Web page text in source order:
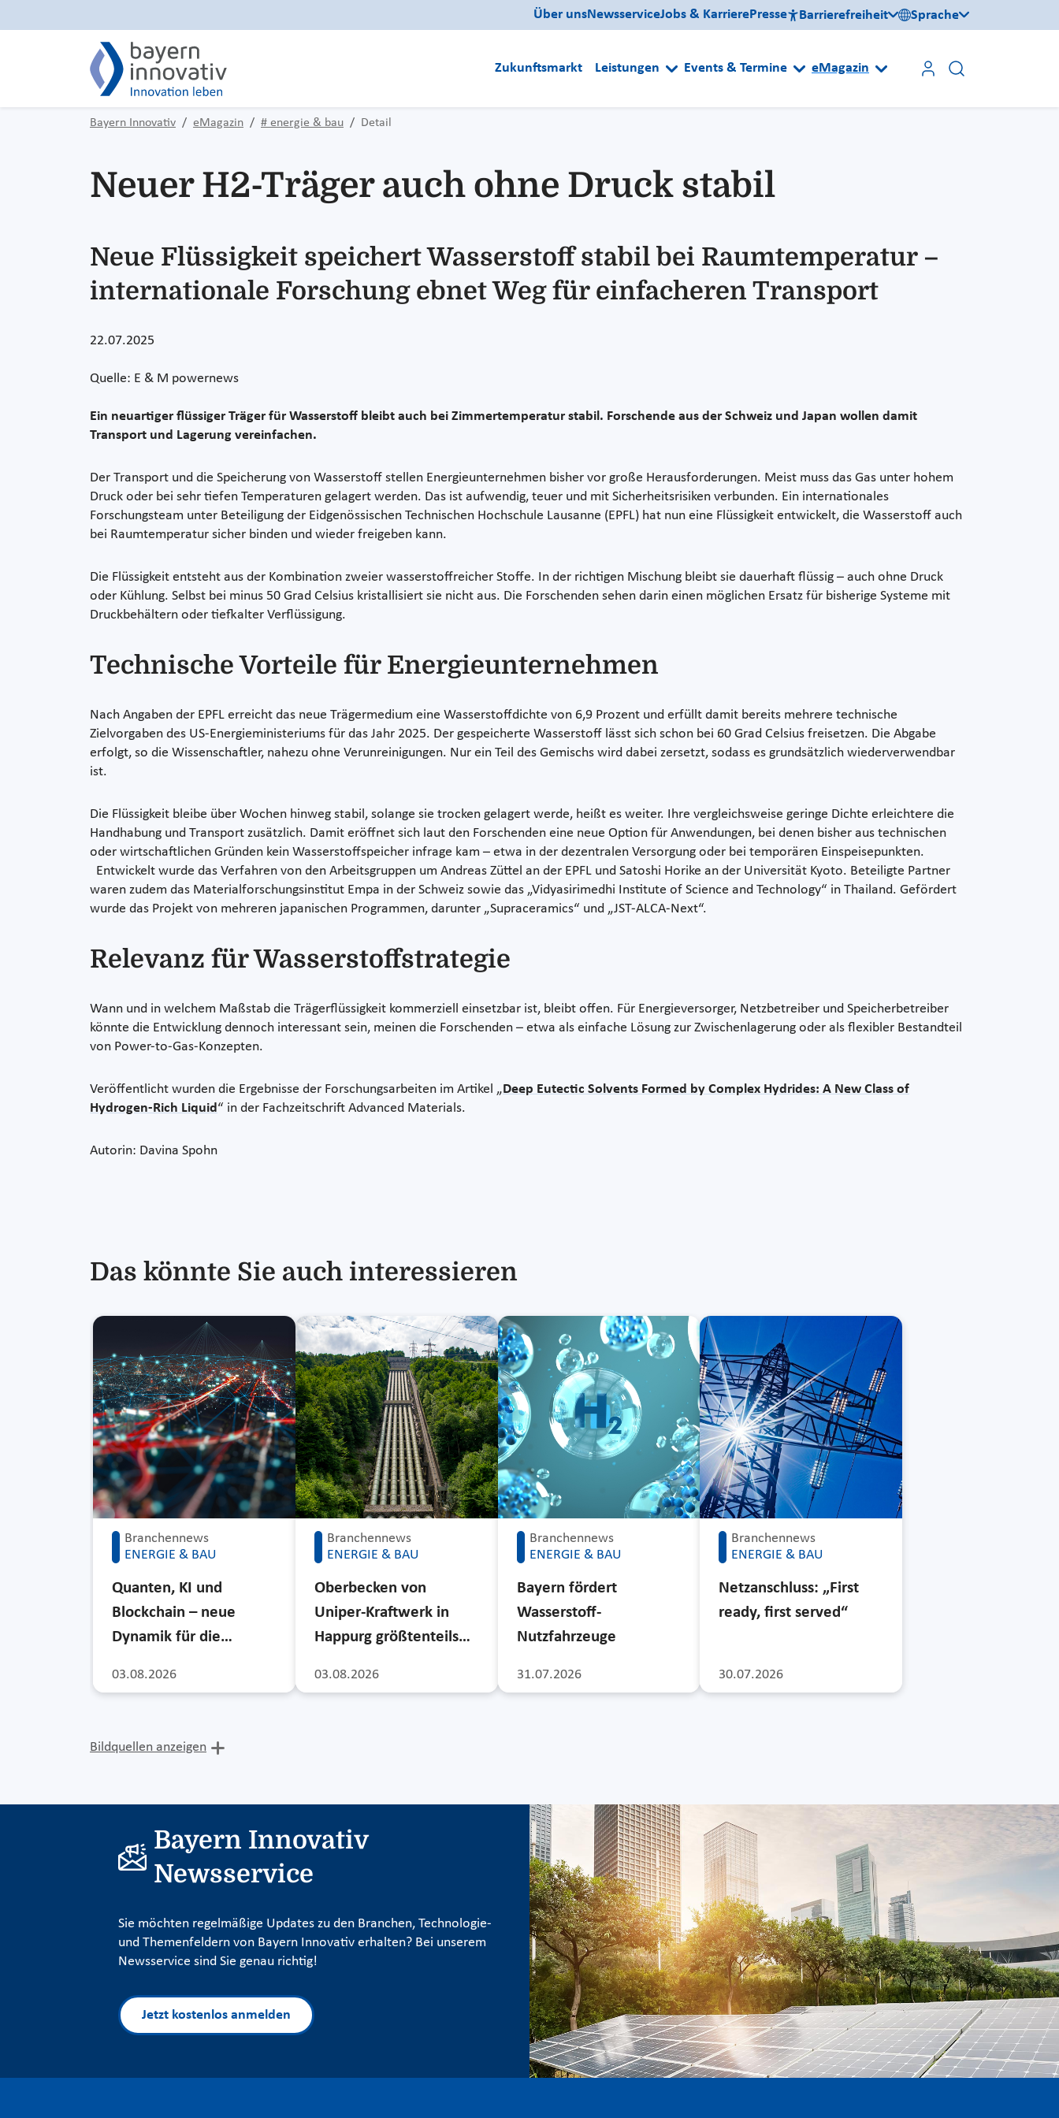
Über unsNewsserviceJobs & KarrierePresse Barrierefreiheit Sprache
Zukunftsmarkt Leistungen Events & Termine eMagazin
Bayern Innovativ eMagazin # energie & bau Detail
Neuer H2-Träger auch ohne Druck stabil
Neue Flüssigkeit speichert Wasserstoff stabil bei Raumtemperatur –
internationale Forschung ebnet Weg für einfacheren Transport
22.07.2025
Quelle: E & M powernews
Ein neuartiger flüssiger Träger für Wasserstoff bleibt auch bei Zimmertemperatur stabil. Forschende aus der Schweiz und Japan wollen damit
Transport und Lagerung vereinfachen.
Der Transport und die Speicherung von Wasserstoff stellen Energieunternehmen bisher vor große Herausforderungen. Meist muss das Gas unter hohem
Druck oder bei sehr tiefen Temperaturen gelagert werden. Das ist aufwendig, teuer und mit Sicherheitsrisiken verbunden. Ein internationales
Forschungsteam unter Beteiligung der Eidgenössischen Technischen Hochschule Lausanne (EPFL) hat nun eine Flüssigkeit entwickelt, die Wasserstoff auch
bei Raumtemperatur sicher binden und wieder freigeben kann.
Die Flüssigkeit entsteht aus der Kombination zweier wasserstoffreicher Stoffe. In der richtigen Mischung bleibt sie dauerhaft flüssig – auch ohne Druck
oder Kühlung. Selbst bei minus 50 Grad Celsius kristallisiert sie nicht aus. Die Forschenden sehen darin einen möglichen Ersatz für bisherige Systeme mit
Druckbehältern oder tiefkalter Verflüssigung.
Technische Vorteile für Energieunternehmen
Nach Angaben der EPFL erreicht das neue Trägermedium eine Wasserstoffdichte von 6,9 Prozent und erfüllt damit bereits mehrere technische
Zielvorgaben des US-Energieministeriums für das Jahr 2025. Der gespeicherte Wasserstoff lässt sich schon bei 60 Grad Celsius freisetzen. Die Abgabe
erfolgt, so die Wissenschaftler, nahezu ohne Verunreinigungen. Nur ein Teil des Gemischs wird dabei zersetzt, sodass es grundsätzlich wiederverwendbar
ist.
Die Flüssigkeit bleibe über Wochen hinweg stabil, solange sie trocken gelagert werde, heißt es weiter. Ihre vergleichsweise geringe Dichte erleichtere die
Handhabung und Transport zusätzlich. Damit eröffnet sich laut den Forschenden eine neue Option für Anwendungen, bei denen bisher aus technischen
oder wirtschaftlichen Gründen kein Wasserstoffspeicher infrage kam – etwa in der dezentralen Versorgung oder bei temporären Einspeisepunkten.
Entwickelt wurde das Verfahren von den Arbeitsgruppen um Andreas Züttel an der EPFL und Satoshi Horike an der Universität Kyoto. Beteiligte Partner
waren zudem das Materialforschungsinstitut Empa in der Schweiz sowie das „Vidyasirimedhi Institute of Science and Technology“ in Thailand. Gefördert
wurde das Projekt von mehreren japanischen Programmen, darunter „Supraceramics“ und „JST-ALCA-Next“.
Relevanz für Wasserstoffstrategie
Wann und in welchem Maßstab die Trägerflüssigkeit kommerziell einsetzbar ist, bleibt offen. Für Energieversorger, Netzbetreiber und Speicherbetreiber
könnte die Entwicklung dennoch interessant sein, meinen die Forschenden – etwa als einfache Lösung zur Zwischenlagerung oder als flexibler Bestandteil
von Power-to-Gas-Konzepten.
Veröffentlicht wurden die Ergebnisse der Forschungsarbeiten im Artikel „Deep Eutectic Solvents Formed by Complex Hydrides: A New Class of
Hydrogen-Rich Liquid​“ in der Fachzeitschrift Advanced Materials.
Autorin: Davina Spohn
Das könnte Sie auch interessieren
Branchennews
ENERGIE & BAU
03.08.2026
Quanten, KI und
Blockchain – neue
Dynamik für die…
Branchennews
ENERGIE & BAU
03.08.2026
Oberbecken von
Uniper-Kraftwerk in
Happurg größtenteils…
Branchennews
ENERGIE & BAU
31.07.2026
Bayern fördert
Wasserstoff-
Nutzfahrzeuge
Branchennews
ENERGIE & BAU
30.07.2026
Netzanschluss: „First
ready, first served“
Bildquellen anzeigen
Bayern Innovativ
Newsservice
Sie möchten regelmäßige Updates zu den Branchen, Technologie-
und Themenfeldern von Bayern Innovativ erhalten? Bei unserem
Newsservice sind Sie genau richtig!
Jetzt kostenlos anmelden